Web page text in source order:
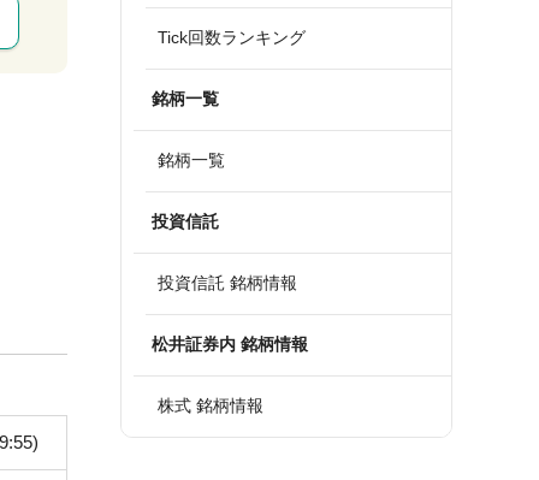
Tick回数ランキング
銘柄一覧
銘柄一覧
投資信託
投資信託 銘柄情報
松井証券内 銘柄情報
株式 銘柄情報